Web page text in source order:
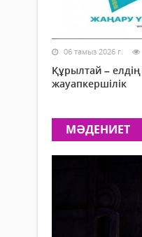
06 тамыз 2026 г.
Құрылтай –
жауапкершілік
МӘДЕНИЕТ